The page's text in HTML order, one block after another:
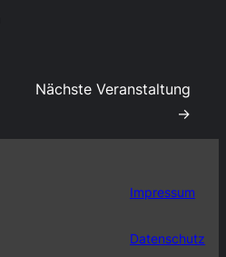
Nächste Veranstaltung
→
Impressum
Datenschutz